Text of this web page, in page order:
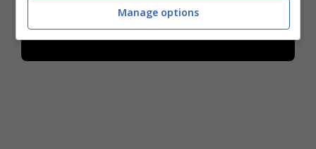
Manage options